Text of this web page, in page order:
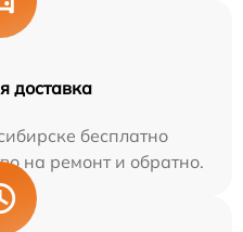
доставка
бесплатно
на ремонт и обратно.